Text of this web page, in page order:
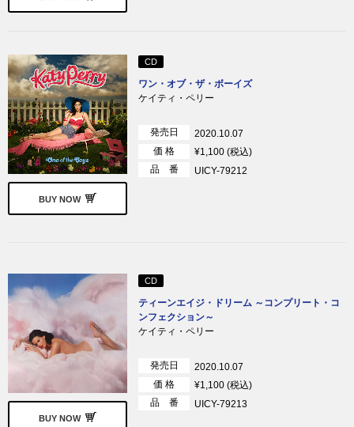
BUY NOW
CD
ワン・オブ・ザ・ボーイズ
ケイティ・ペリー
発売日
2020.10.07
価 格
¥1,100 (税込)
品 番
UICY-79212
BUY NOW
CD
ティーンエイジ・ドリーム ～コンプリート・コ
ンフェクション～
ケイティ・ペリー
発売日
2020.10.07
価 格
¥1,100 (税込)
品 番
UICY-79213